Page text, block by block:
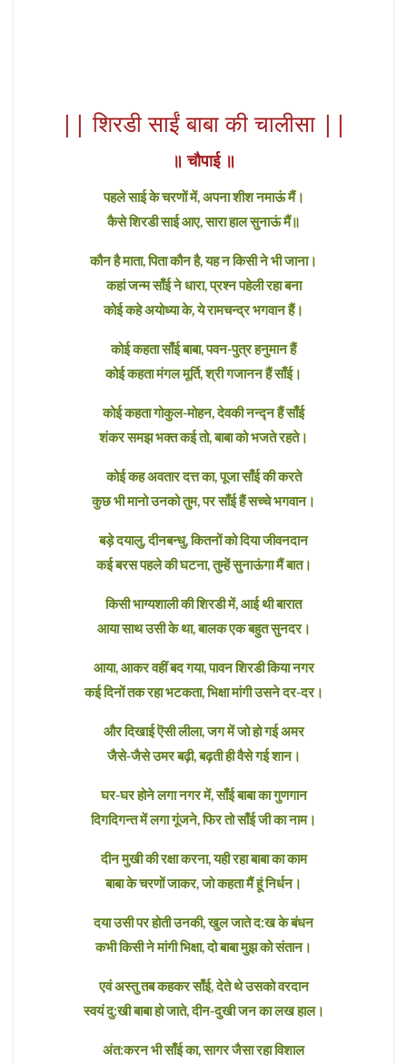
|| शिरडी साईं बाबा की चालीसा ||
॥ चौपाई ॥
पहले साई के चरणों में, अपना शीश नमाऊं मैं।
कैसे शिरडी साई आए, सारा हाल सुनाऊं मैं॥
कौन है माता, पिता कौन है, यह न किसी ने भी जाना।
कहां जन्म साँई ने धारा, प्रश्न पहेली रहा बना
कोई कहे अयोध्या के, ये रामचन्द्र भगवान हैं।
कोई कहता साँई बाबा, पवन-पुत्र हनुमान हैं
कोई कहता मंगल मूर्ति, श्री गजानन हैं साँई।
कोई कहता गोकुल-मोहन, देवकी नन्द्न हैं साँई
शंकर समझ भक्त कई तो, बाबा को भजते रहते।
कोई कह अवतार दत्त का, पूजा साँई की करते
कुछ भी मानो उनको तुम, पर साँई हैं सच्चे भगवान।
बड़े दयालु, दीनबन्धु, कितनों को दिया जीवनदान
कई बरस पहले की घटना, तुम्हें सुनाऊंगा मैं बात।
किसी भाग्यशाली की शिरडी में, आई थी बारात
आया साथ उसी के था, बालक एक बहुत सुनदर।
आया, आकर वहीं बद गया, पावन शिरडी किया नगर
कई दिनों तक रहा भटकता, भिक्षा मांगी उसने दर-दर।
और दिखाई ऎसी लीला, जग में जो हो गई अमर
जैसे-जैसे उमर बढ़ी, बढ़ती ही वैसे गई शान।
घर-घर होने लगा नगर में, साँई बाबा का गुणगान
दिगदिगन्त में लगा गूंजने, फिर तो साँई जी का नाम।
दीन मुखी की रक्षा करना, यही रहा बाबा का काम
बाबा के चरणों जाकर, जो कहता मैं हूं निर्धन।
दया उसी पर होती उनकी, खुल जाते द:ख के बंधन
कभी किसी ने मांगी भिक्षा, दो बाबा मुझ को संतान।
एवं अस्तु तब कहकर साँई, देते थे उसको वरदान
स्वयं दु:खी बाबा हो जाते, दीन-दुखी जन का लख हाल।
अंत:करन भी साँई का, सागर जैसा रहा विशाल